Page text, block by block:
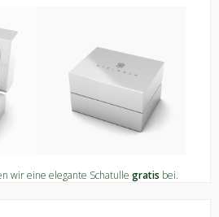
wir eine elegante Schatulle gratis bei.